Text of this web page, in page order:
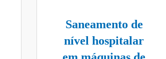
Saneamento de
nível hospitalar